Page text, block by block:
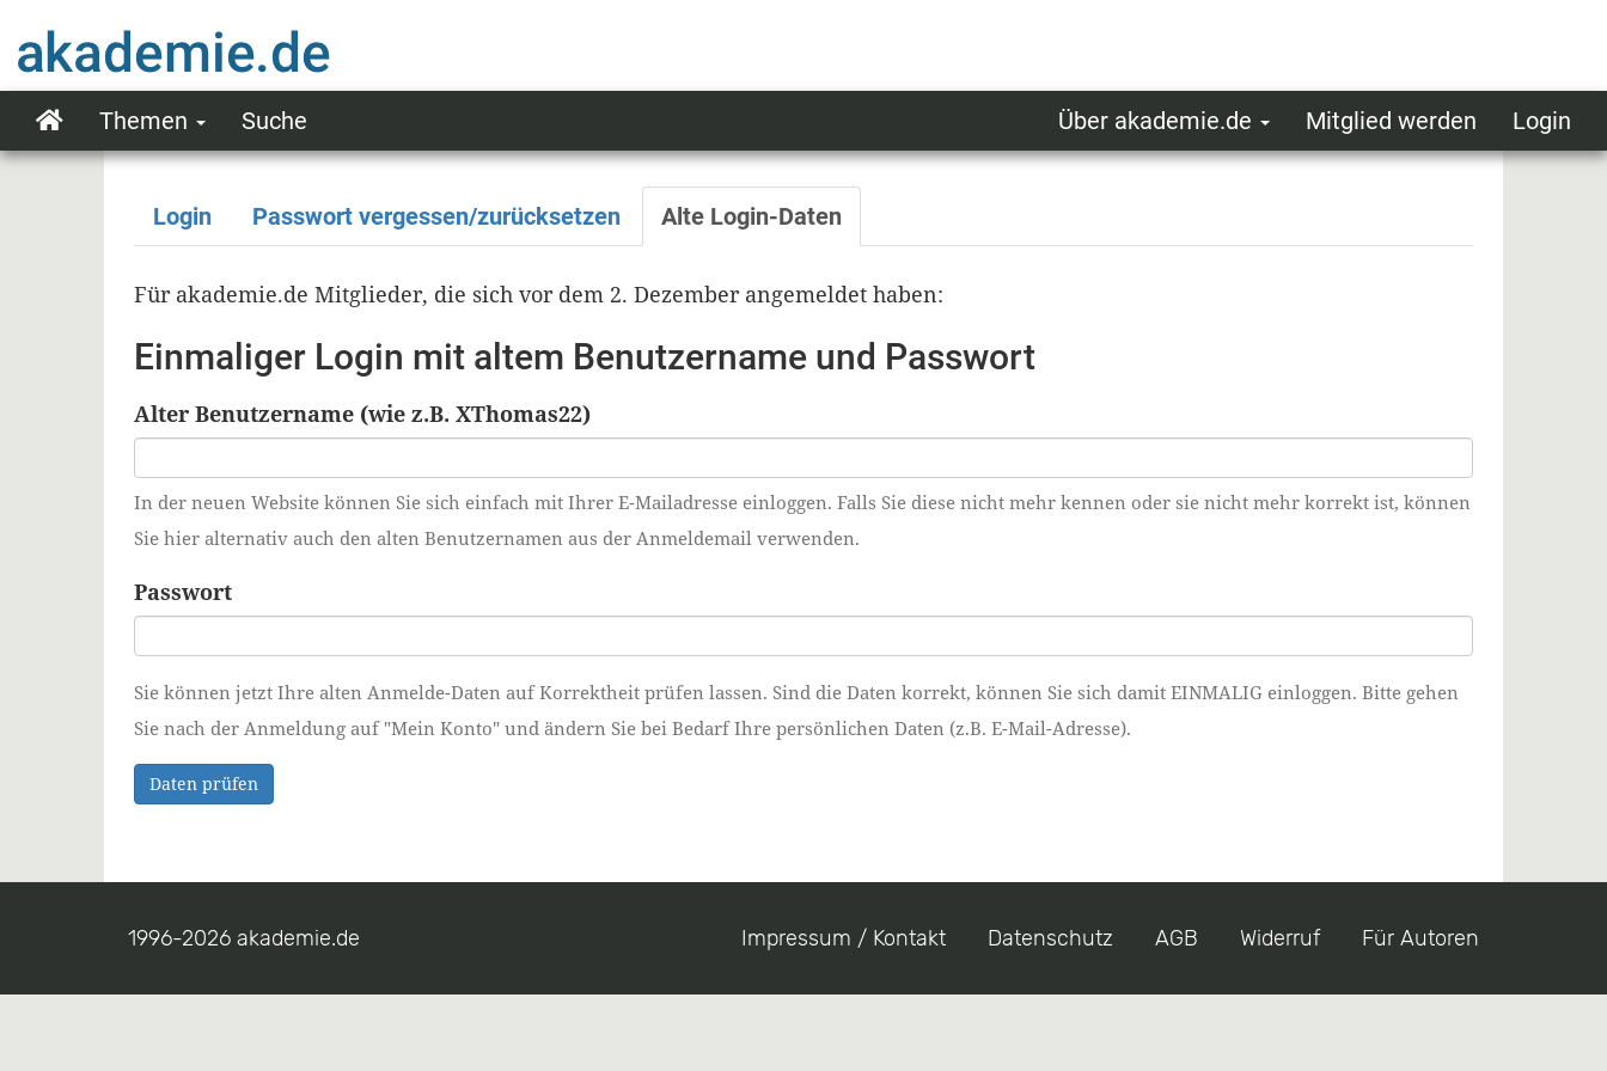
zum
Inhalt
Main
Themen Suche
User
Über akademie.de Mitglied werden Login
Primäre
Login Passwort vergessen/zurücksetzen Alte Login-Daten
Für akademie.de Mitglieder, die sich vor dem 2. Dezember angemeldet haben:
Einmaliger Login mit altem Benutzername und Passwort
Alter Benutzername (wie z.B. XThomas22)
In der neuen Website können Sie sich einfach mit Ihrer E-Mailadresse einloggen. Falls Sie diese nicht mehr kennen oder sie nicht mehr korrekt ist, können
Sie hier alternativ auch den alten Benutzernamen aus der Anmeldemail verwenden.
Passwort
Sie können jetzt Ihre alten Anmelde-Daten auf Korrektheit prüfen lassen. Sind die Daten korrekt, können Sie sich damit EINMALIG einloggen. Bitte gehen
Sie nach der Anmeldung auf "Mein Konto" und ändern Sie bei Bedarf Ihre persönlichen Daten (z.B. E-Mail-Adresse).
Daten prüfen
Footer
menu
Impressum / Kontakt Datenschutz AGB Widerruf Für Autoren
1996-2026 akademie.de